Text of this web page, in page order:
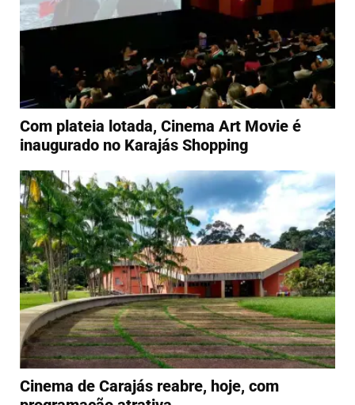
Com plateia lotada, Cinema Art Movie é
inaugurado no Karajás Shopping
Cinema de Carajás reabre, hoje, com